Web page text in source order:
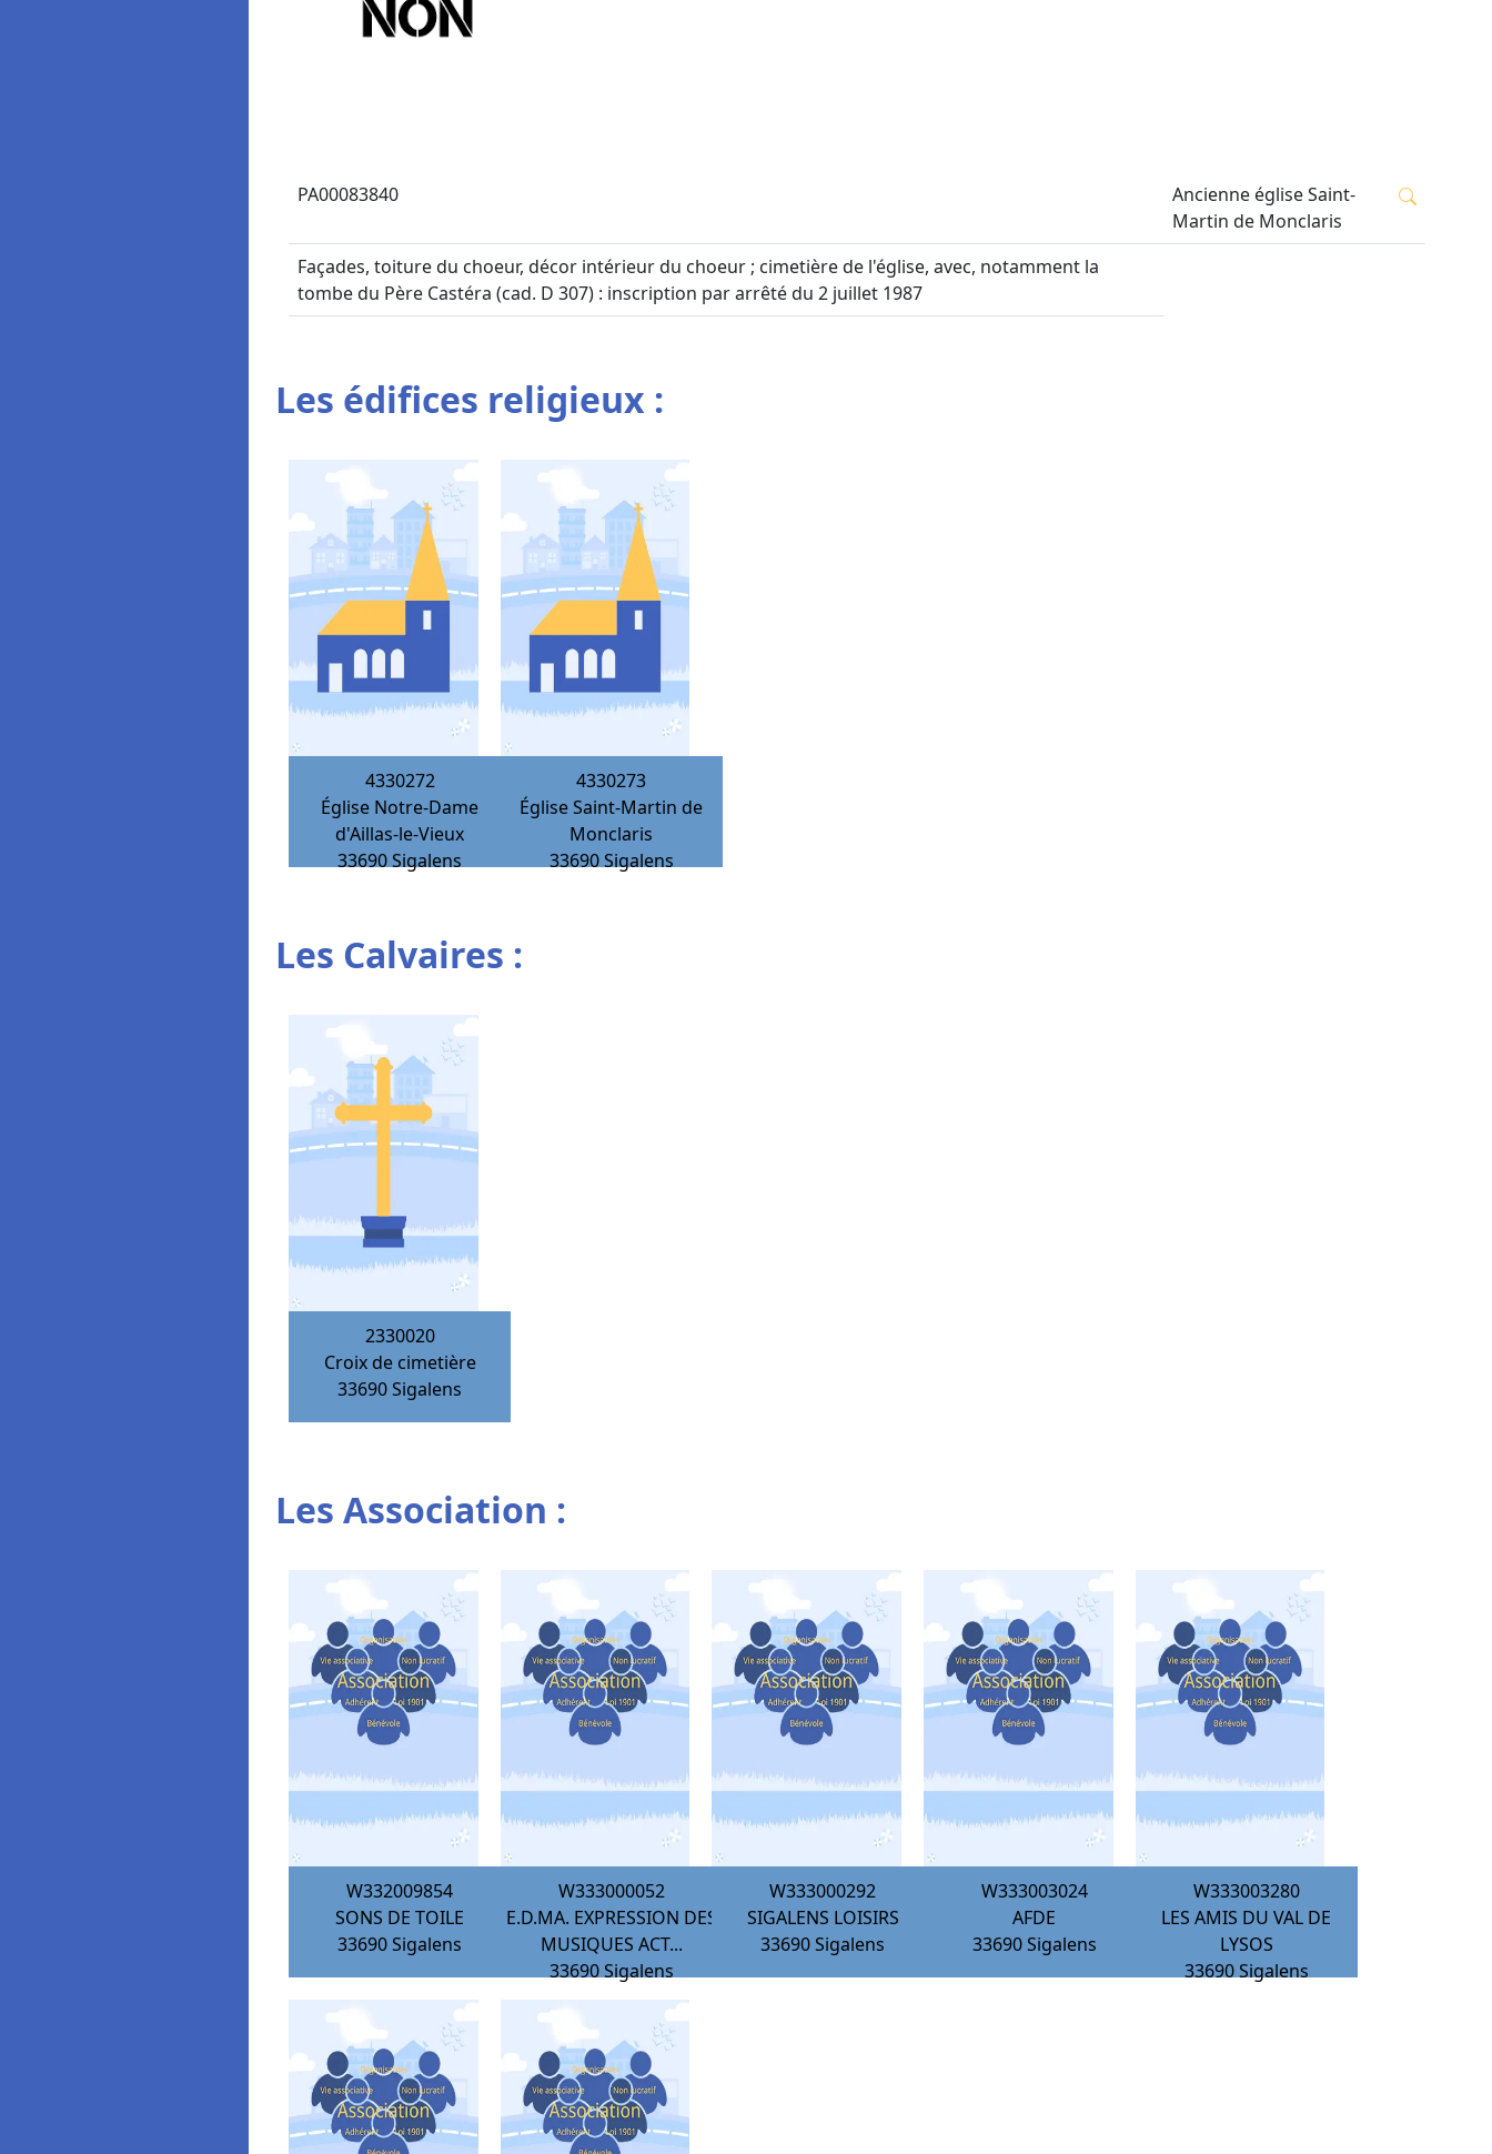
PA00083840
Ancienne église Saint-
Martin de Monclaris
Façades, toiture du choeur, décor intérieur du choeur ; cimetière de l'église, avec, notamment la
tombe du Père Castéra (cad. D 307) : inscription par arrêté du 2 juillet 1987
Les édifices religieux :
4330272
Église Notre-Dame
d'Aillas-le-Vieux
33690Sigalens
4330273
Église Saint-Martin de
Monclaris
33690Sigalens
Les Calvaires :
2330020
Croix de cimetière
33690Sigalens
Les Association :
W332009854
SONS DE TOILE
33690Sigalens
W333000052
E.D.MA. EXPRESSION DES
MUSIQUES ACT...
33690Sigalens
W333000292
SIGALENS LOISIRS
33690Sigalens
W333003024
AFDE
33690Sigalens
W333003280
LES AMIS DU VAL DE
LYSOS
33690Sigalens